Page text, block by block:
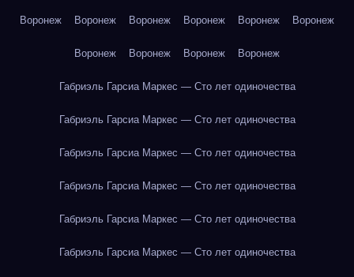
Воронеж Воронеж Воронеж Воронеж Воронеж Воронеж
Воронеж Воронеж Воронеж Воронеж
Габриэль Гарсиа Маркес — Сто лет одиночества
Габриэль Гарсиа Маркес — Сто лет одиночества
Габриэль Гарсиа Маркес — Сто лет одиночества
Габриэль Гарсиа Маркес — Сто лет одиночества
Габриэль Гарсиа Маркес — Сто лет одиночества
Габриэль Гарсиа Маркес — Сто лет одиночества